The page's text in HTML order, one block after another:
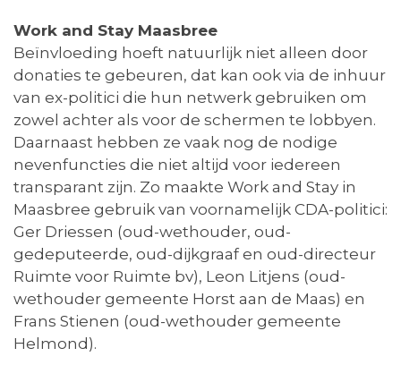
Work and Stay Maasbree
Beïnvloeding hoeft natuurlijk niet alleen door
donaties te gebeuren, dat kan ook via de inhuur
van ex-politici die hun netwerk gebruiken om
zowel achter als voor de schermen te lobbyen.
Daarnaast hebben ze vaak nog de nodige
nevenfuncties die niet altijd voor iedereen
transparant zijn. Zo maakte Work and Stay in
Maasbree gebruik van voornamelijk CDA-politici:
Ger Driessen (oud-wethouder, oud-
gedeputeerde, oud-dijkgraaf en oud-directeur
Ruimte voor Ruimte bv), Leon Litjens (oud-
wethouder gemeente Horst aan de Maas) en
Frans Stienen (oud-wethouder gemeente
Helmond).